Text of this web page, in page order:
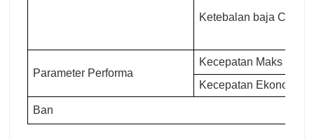
Ketebalan baja
Parameter Performa
Kecepatan Maks (km/
Kecepatan Ekonomi
Ban